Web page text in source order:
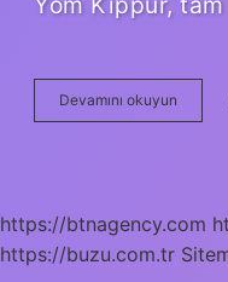
Devamını okuyun
Oruç
https://btnagency.com
https://buzu.com.tr